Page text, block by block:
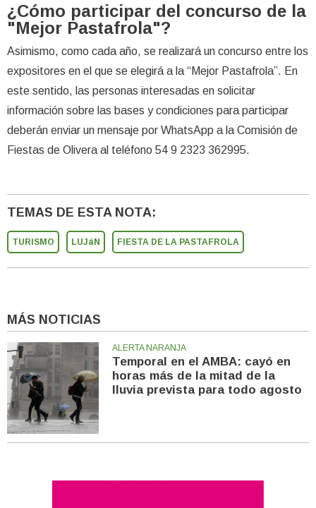
¿Cómo participar del concurso de la
"Mejor Pastafrola"?
Asimismo, como cada año, se realizará un concurso entre los
expositores en el que se elegirá a la “Mejor Pastafrola”. En
este sentido, las personas interesadas en solicitar
información sobre las bases y condiciones para participar
deberán enviar un mensaje por WhatsApp a la Comisión de
Fiestas de Olivera al teléfono 54 9 2323 362995.
TEMAS DE ESTA NOTA:
TURISMO LUJáN FIESTA DE LA PASTAFROLA
MÁS NOTICIAS
ALERTA NARANJA
Temporal en el AMBA: cayó en
horas más de la mitad de la
lluvia prevista para todo agosto